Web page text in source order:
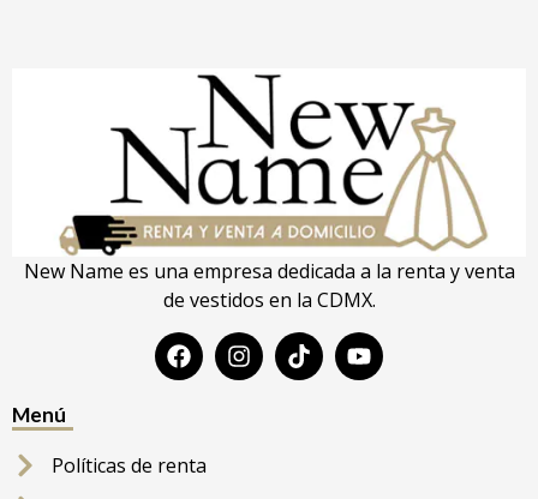
New Name es una empresa dedicada a la renta y venta
de vestidos en la CDMX.
Menú
Políticas de renta